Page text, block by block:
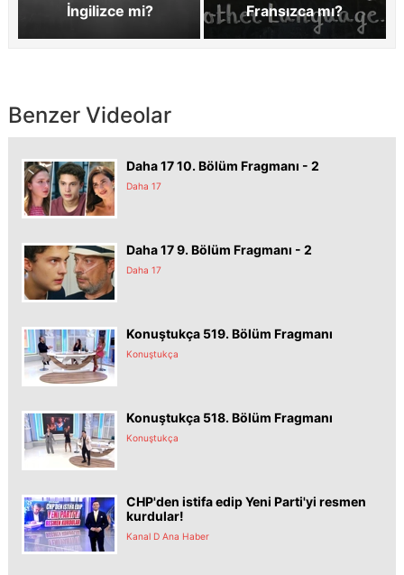
İngilizce mi? Fransızca mı?
Benzer Videolar
Daha 17 10. Bölüm Fragmanı - 2
Daha 17
Daha 17 9. Bölüm Fragmanı - 2
Daha 17
Konuştukça 519. Bölüm Fragmanı
Konuştukça
Konuştukça 518. Bölüm Fragmanı
Konuştukça
CHP'den istifa edip Yeni Parti'yi resmen
kurdular!
Kanal D Ana Haber